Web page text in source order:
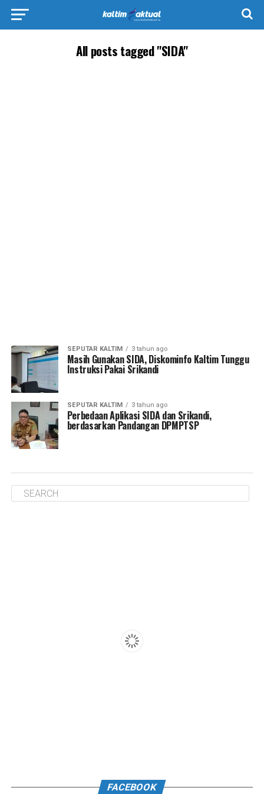
All posts tagged "SIDA"
SEPUTAR KALTIM 3 tahun ago
Masih Gunakan SIDA, Diskominfo Kaltim Tunggu
Instruksi Pakai Srikandi
SEPUTAR KALTIM 3 tahun ago
Perbedaan Aplikasi SIDA dan Srikandi,
berdasarkan Pandangan DPMPTSP
FACEBOOK